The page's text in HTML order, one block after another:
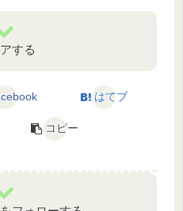
する
はてブ
コピー